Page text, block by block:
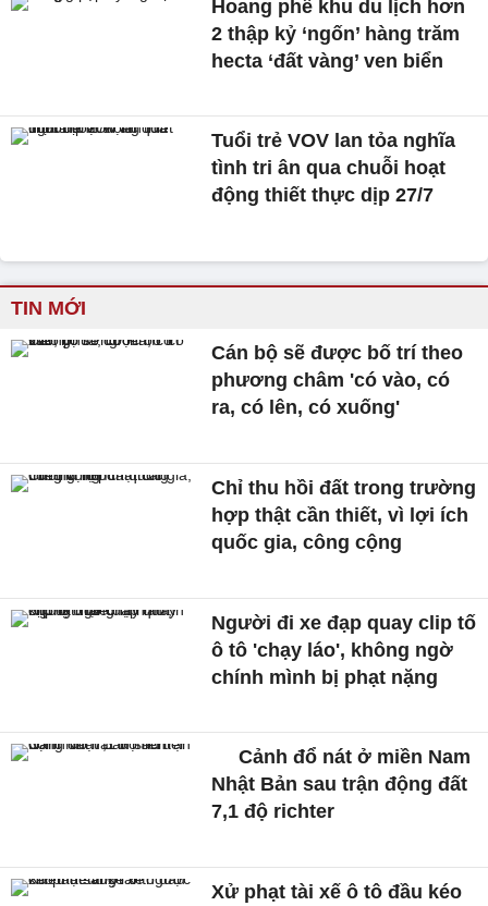
Hoang phế khu du lịch hơn
2 thập kỷ ‘ngốn’ hàng trăm
hecta ‘đất vàng’ ven biển
Tuổi trẻ VOV lan tỏa nghĩa
tình tri ân qua chuỗi hoạt
động thiết thực dịp 27/7
TIN MỚI
Cán bộ sẽ được bố trí theo
phương châm 'có vào, có
ra, có lên, có xuống'
Chỉ thu hồi đất trong trường
hợp thật cần thiết, vì lợi ích
quốc gia, công cộng
Người đi xe đạp quay clip tố
ô tô 'chạy láo', không ngờ
chính mình bị phạt nặng
Cảnh đổ nát ở miền Nam
Nhật Bản sau trận động đất
7,1 độ richter
Xử phạt tài xế ô tô đầu kéo